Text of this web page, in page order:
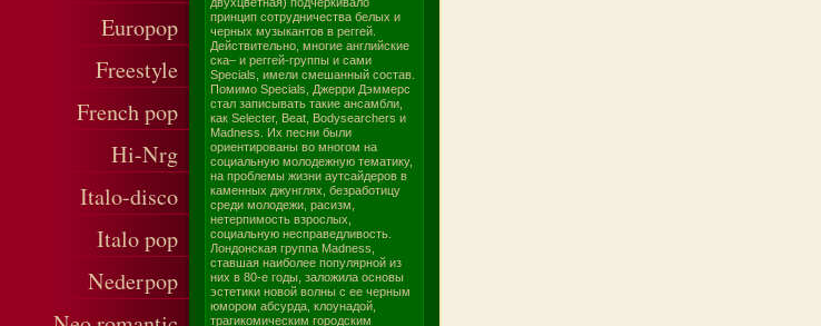
Europop
Freestyle
French pop
Hi-Nrg
Italo-disco
Italo pop
Nederpop
принцип сотрудничества белых и
черных музыкантов в реггей.
Действительно, многие английские
ска– и реггей-группы и сами
Specials, имели смешанный состав.
Помимо Specials, Джерри Дэммерс
стал записывать такие ансамбли,
как Selecter, Beat, Bodysearchers и
Madness. Их песни были
ориентированы во многом на
социальную молодежную тематику,
на проблемы жизни аутсайдеров в
каменных джунглях, безработицу
среди молодежи, расизм,
нетерпимость взрослых,
социальную несправедливость.
Лондонская группа Madness,
ставшая наиболее популярной из
них в 80-е годы, заложила основы
эстетики новой волны с ее черным
юмором абсурда, клоунадой,
трагикомическим городским